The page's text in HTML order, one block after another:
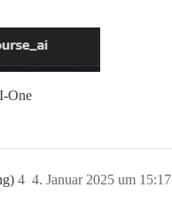
One
4. Januar 2025 um 15:17
4